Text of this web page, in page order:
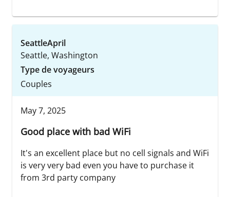
SeattleApril
Seattle, Washington
Type de voyageurs
Couples
May 7, 2025
Good place with bad WiFi
It's an excellent place but no cell signals and WiFi
is very very bad even you have to purchase it
from 3rd party company